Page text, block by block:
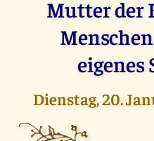
Mutter der
eigenes
Dienstag, 20.